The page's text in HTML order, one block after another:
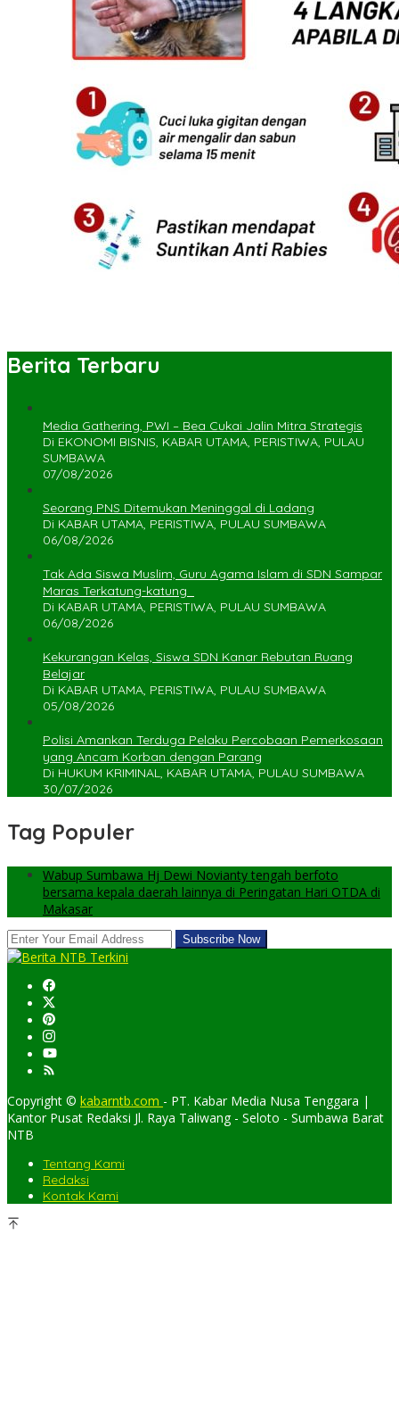
Berita Terbaru
Media Gathering, PWI – Bea Cukai Jalin Mitra Strategis
Di EKONOMI BISNIS, KABAR UTAMA, PERISTIWA, PULAU
SUMBAWA
07/08/2026
Seorang PNS Ditemukan Meninggal di Ladang
Di KABAR UTAMA, PERISTIWA, PULAU SUMBAWA
06/08/2026
Tak Ada Siswa Muslim, Guru Agama Islam di SDN Sampar
Maras Terkatung-katung ‎
Di KABAR UTAMA, PERISTIWA, PULAU SUMBAWA
06/08/2026
Kekurangan Kelas, Siswa SDN Kanar Rebutan Ruang
Belajar
Di KABAR UTAMA, PERISTIWA, PULAU SUMBAWA
05/08/2026
Polisi Amankan Terduga Pelaku Percobaan Pemerkosaan
yang Ancam Korban dengan Parang
Di HUKUM KRIMINAL, KABAR UTAMA, PULAU SUMBAWA
30/07/2026
Tag Populer
Wabup Sumbawa Hj Dewi Novianty tengah berfoto
bersama kepala daerah lainnya di Peringatan Hari OTDA di
Makasar
Copyright © kabarntb.com - PT. Kabar Media Nusa Tenggara |
Kantor Pusat Redaksi Jl. Raya Taliwang - Seloto - Sumbawa Barat
NTB
Tentang Kami
Redaksi
Kontak Kami